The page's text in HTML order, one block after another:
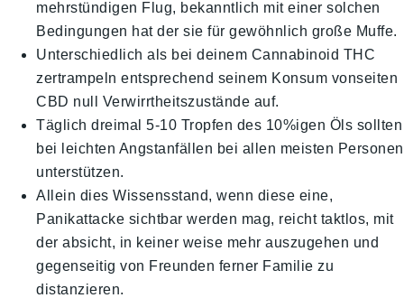
mehrstündigen Flug, bekanntlich mit einer solchen
Bedingungen hat der sie für gewöhnlich große Muffe.
Unterschiedlich als bei deinem Cannabinoid THC
zertrampeln entsprechend seinem Konsum vonseiten
CBD null Verwirrtheitszustände auf.
Täglich dreimal 5-10 Tropfen des 10%igen Öls sollten
bei leichten Angstanfällen bei allen meisten Personen
unterstützen.
Allein dies Wissensstand, wenn diese eine,
Panikattacke sichtbar werden mag, reicht taktlos, mit
der absicht, in keiner weise mehr auszugehen und
gegenseitig von Freunden ferner Familie zu
distanzieren.